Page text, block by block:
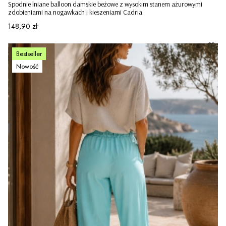
Spodnie lniane balloon damskie beżowe z wysokim stanem ażurowymi
zdobieniami na nogawkach i kieszeniami Cadria
Cena
148,90 zł
Bestseller
Nowość